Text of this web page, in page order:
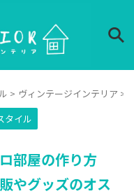
> ヴィンテージインテリア >
タイル
部屋の作り方
やグッズのオス